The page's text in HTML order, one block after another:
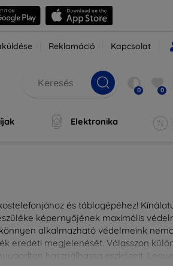
Reklamáció Kapcsolat
0 0
Elektronika
és táblagépéhez!
képernyőjének maximális
alkalmazható védelmeink
eredeti megjelenését. Válasszon
használhassa eszközeit.